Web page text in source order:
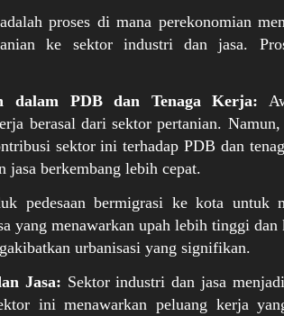
proses di mana perekonomian
ke sektor industri dan jasa.
dalam PDB dan Tenaga Kerja:
berasal dari sektor pertanian.
sektor ini terhadap PDB dan
jasa berkembang lebih cepat.
pedesaan bermigrasi ke kota untuk
yang menawarkan upah lebih tinggi dan
urbanisasi yang signifikan.
Jasa: Sektor industri dan jasa
ini menawarkan peluang kerja